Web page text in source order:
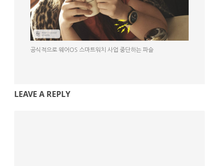
공식적으로 웨어OS 스마트워치 사업 중단하는 파슬
LEAVE A REPLY